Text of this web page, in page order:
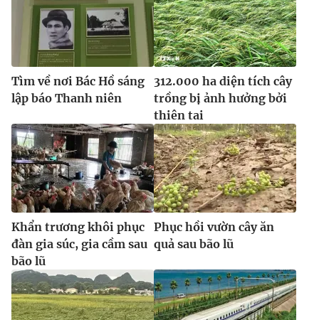
Tìm về nơi Bác Hồ sáng
lập báo Thanh niên
312.000 ha diện tích cây
trồng bị ảnh hưởng bởi
thiên tai
Khẩn trương khôi phục
đàn gia súc, gia cầm sau
bão lũ
Phục hồi vườn cây ăn
quả sau bão lũ